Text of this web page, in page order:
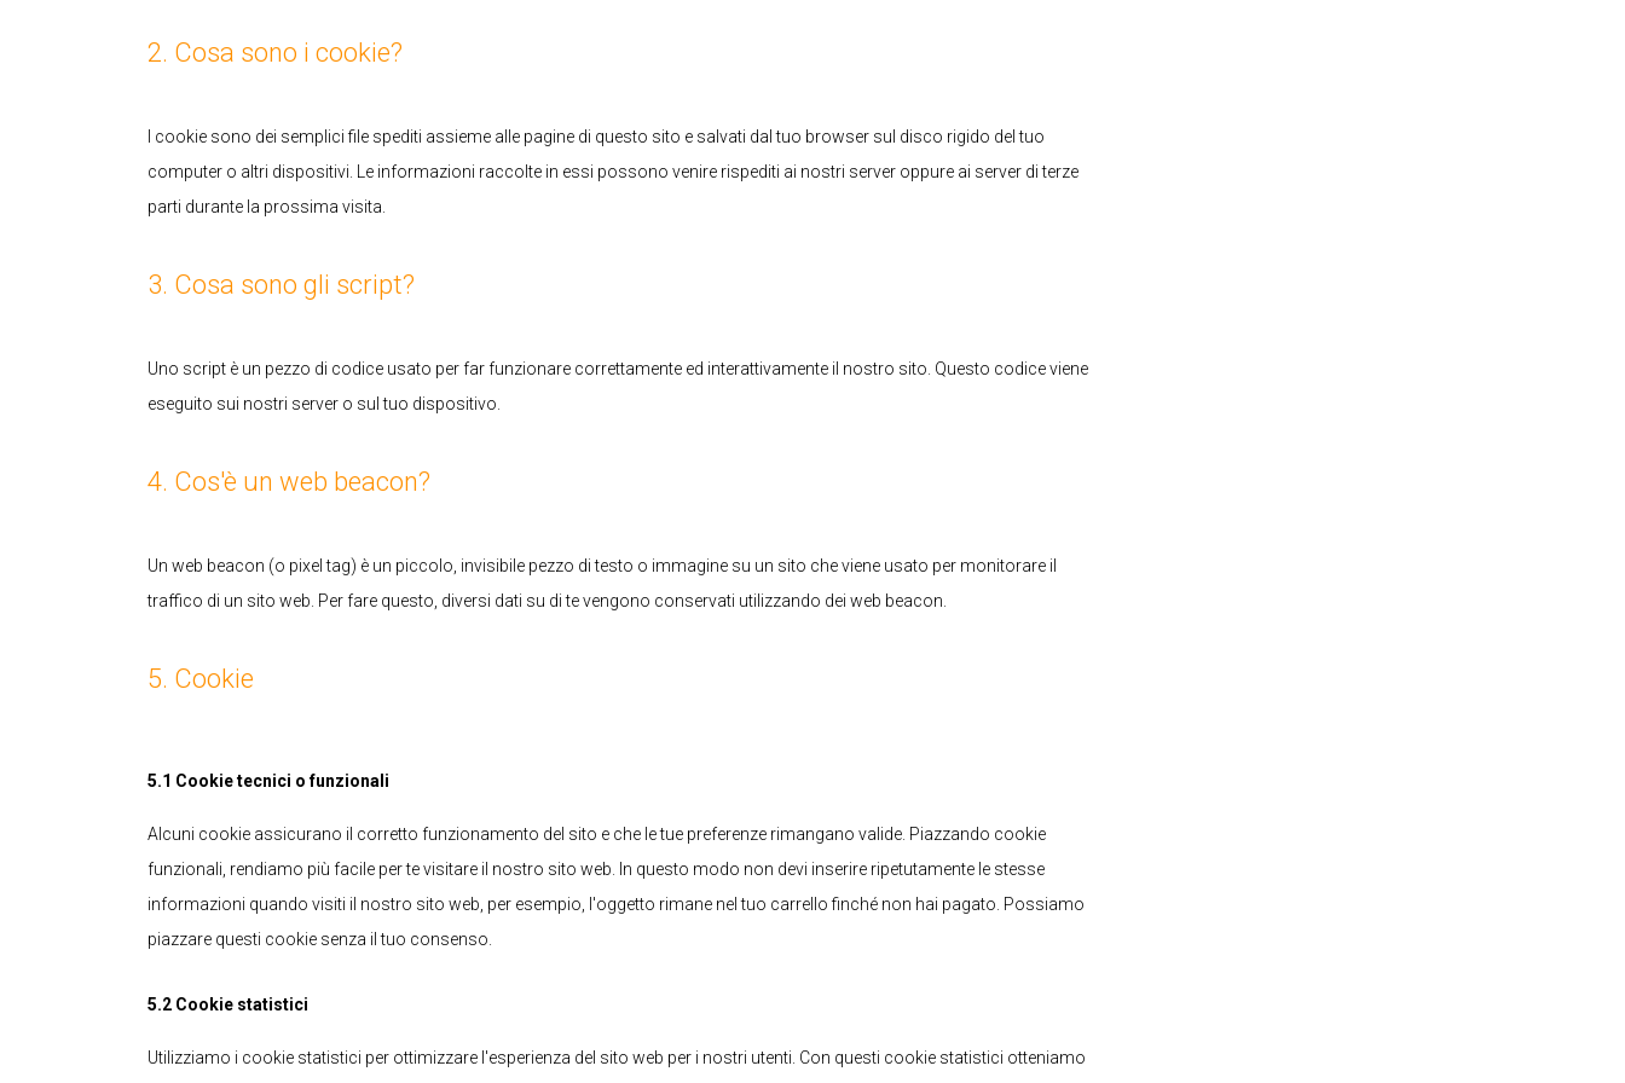
2. Cosa sono i cookie?
I cookie sono dei semplici file spediti assieme alle pagine di questo sito e salvati dal tuo browser sul disco rigido del tuo
computer o altri dispositivi. Le informazioni raccolte in essi possono venire rispediti ai nostri server oppure ai server di terze
parti durante la prossima visita.
3. Cosa sono gli script?
Uno script è un pezzo di codice usato per far funzionare correttamente ed interattivamente il nostro sito. Questo codice viene
eseguito sui nostri server o sul tuo dispositivo.
4. Cos'è un web beacon?
Un web beacon (o pixel tag) è un piccolo, invisibile pezzo di testo o immagine su un sito che viene usato per monitorare il
traffico di un sito web. Per fare questo, diversi dati su di te vengono conservati utilizzando dei web beacon.
5. Cookie
5.1 Cookie tecnici o funzionali
Alcuni cookie assicurano il corretto funzionamento del sito e che le tue preferenze rimangano valide. Piazzando cookie
funzionali, rendiamo più facile per te visitare il nostro sito web. In questo modo non devi inserire ripetutamente le stesse
informazioni quando visiti il nostro sito web, per esempio, l'oggetto rimane nel tuo carrello finché non hai pagato. Possiamo
piazzare questi cookie senza il tuo consenso.
5.2 Cookie statistici
Utilizziamo i cookie statistici per ottimizzare l'esperienza del sito web per i nostri utenti. Con questi cookie statistici otteniamo